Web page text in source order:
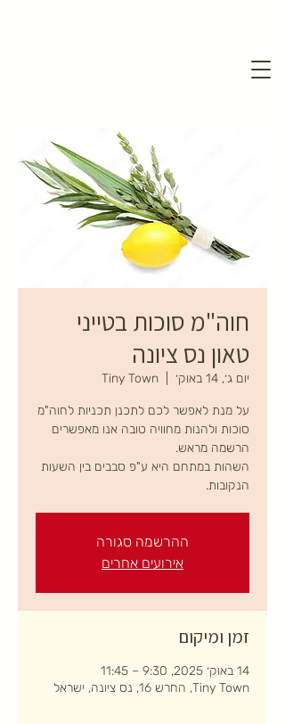
חוה"מ סוכות בטייני
טאון נס ציונה
יום ג׳, 14 באוק׳ Tiny Town
על מנת לאפשר לכם לתכנן תכניות לחוה"מ
סוכות ולהנות מחוויה טובה אנו מאפשרים
השהות במתחם היא ע"פ סבבים בין השעות
הנקובות.
ההרשמה סגורה
אירועים אחרים
זמן ומיקום
14 באוק׳ 2025, 9:30 – 11:45
Tiny Town, החרש 16, נס ציונה, ישראל